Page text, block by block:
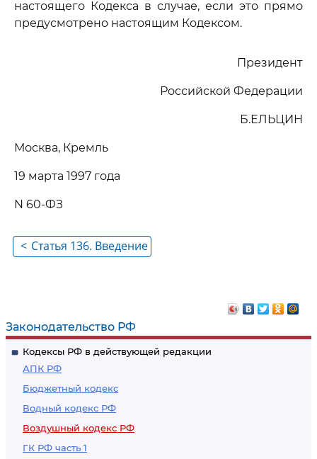
Законодательство РФ
Кодексы РФ в действующей редакции
АПК РФ
Бюджетный кодекс
Водный кодекс РФ
Воздушный кодекс РФ
ГК РФ часть 1
настоящего Кодекса в случае, если это прямо
предусмотрено настоящим Кодексом.
Президент
Российской Федерации
Б.ЕЛЬЦИН
Москва, Кремль
19 марта 1997 года
N 60-ФЗ
< Статья 136. Введение